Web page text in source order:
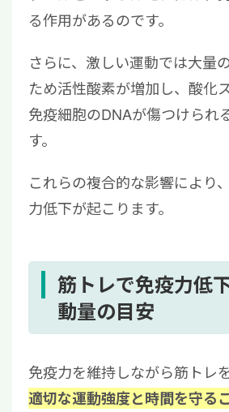
る作用があるのです。
さらに、激しい運動では大量
ため活性酸素が増加し、酸化
免疫細胞のDNAが傷つけられ
す。
これらの複合的な影響により
力低下が起こります。
筋トレで免疫力低
動量の目安
免疫力を維持しながら筋トレ
適切な運動強度と時間を守る